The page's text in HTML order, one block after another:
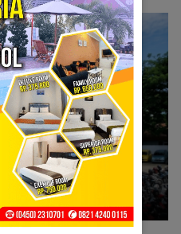
Parimo Belum Bayar
PNS?